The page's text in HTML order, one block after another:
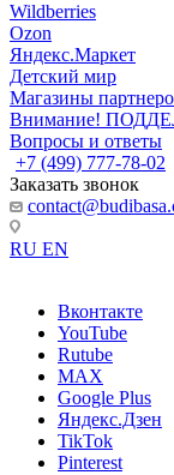
Wildberries
Ozon
Яндекс.Маркет
Детский мир
Магазины
Внимание!
Вопросы и ответы
+7 (499) 777-78-02
Заказать звонок
RU EN
Вконтакте
YouTube
Rutube
MAX
Google Plus
Яндекс.Дзен
TikTok
Pinterest